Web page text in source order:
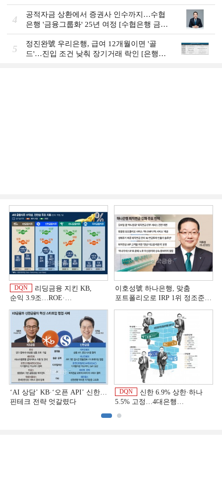
Review]]
4
공적자금 상환에서 증권사 인수까지…수협
은행 '금융그룹화' 25년 여정 [수협은행 금융
그룹의 꿈①]
5
정진완號 우리은행, 급여 12개월이면 '골
드'…진입 조건 낮춰 장기거래 락인 [은행권
DQN
리딩금융 지킨 KB,
순익 3.9조…ROE·
상반기 금융 리그테이블]
이호성號 하나은행, 맞춤
포트폴리오로 IRP 1위 정조준
‘AI 상담’ KB·‘오픈 API’ 신한…
핀테크 전략 엇갈렸다
DQN
신한 6.9% 상한·하나
5.5% 고정…4대은행